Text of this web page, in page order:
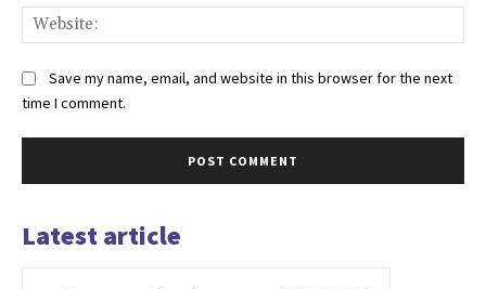
Save my name, email, and website in this browser for the next
time I comment.
Latest article